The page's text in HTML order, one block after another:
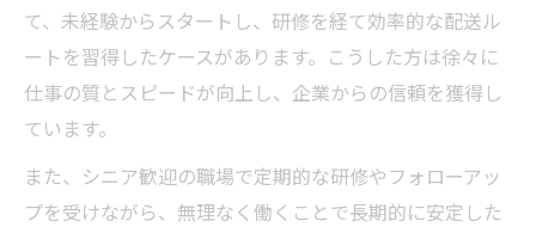
て、未経験からスタートし、研修を経て効率的な配送ル
ートを習得したケースがあります。こうした方は徐々に
仕事の質とスピードが向上し、企業からの信頼を獲得し
ています。
また、シニア歓迎の職場で定期的な研修やフォローアッ
プを受けながら、無理なく働くことで長期的に安定した